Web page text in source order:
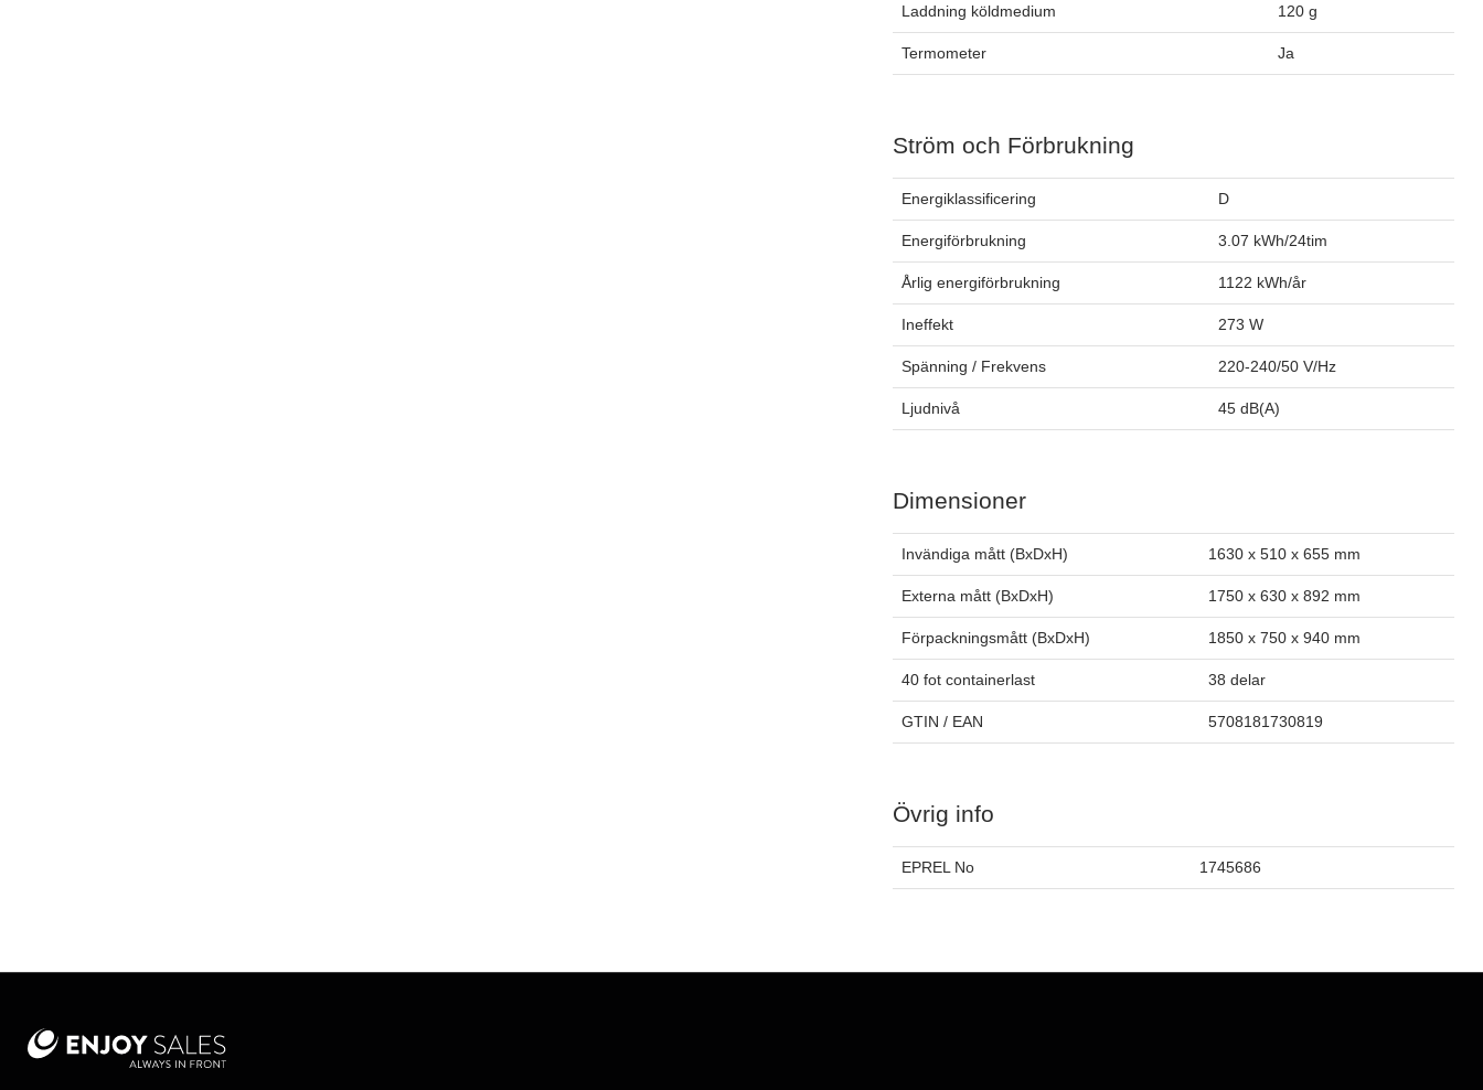
Laddning köldmedium 120 g
Termometer Ja
Ström och Förbrukning
Energiklassificering D
Energiförbrukning 3.07 kWh/24tim
Årlig energiförbrukning 1122 kWh/år
Ineffekt 273 W
Spänning / Frekvens 220-240/50 V/Hz
Ljudnivå 45 dB(A)
Dimensioner
Invändiga mått (BxDxH) 1630 x 510 x 655 mm
Externa mått (BxDxH) 1750 x 630 x 892 mm
Förpackningsmått (BxDxH) 1850 x 750 x 940 mm
40 fot containerlast 38 delar
GTIN / EAN 5708181730819
Övrig info
EPREL No 1745686